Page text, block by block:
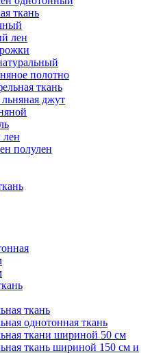
ткань
лен
полотно
ткань
джут
полулен
ткань
однотонная ткань
ткани шириной 50 см
ткань шириной 150 см и